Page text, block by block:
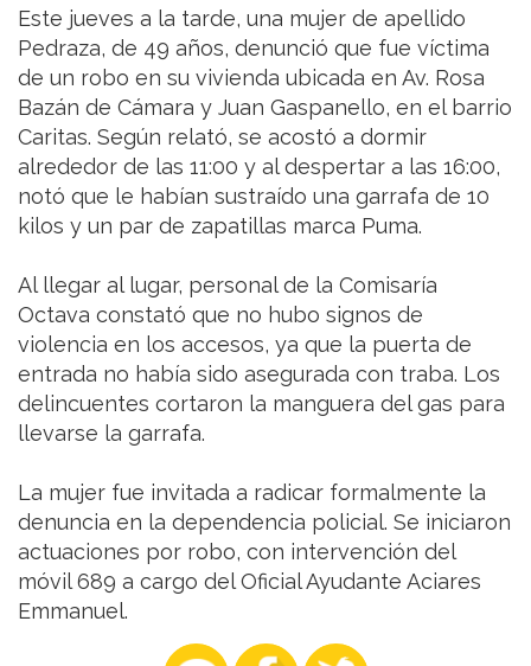
Este jueves a la tarde, una mujer de apellido
Pedraza, de 49 años, denunció que fue víctima
de un robo en su vivienda ubicada en Av. Rosa
Bazán de Cámara y Juan Gaspanello, en el barrio
Caritas. Según relató, se acostó a dormir
alrededor de las 11:00 y al despertar a las 16:00,
notó que le habían sustraído una garrafa de 10
kilos y un par de zapatillas marca Puma.
Al llegar al lugar, personal de la Comisaría
Octava constató que no hubo signos de
violencia en los accesos, ya que la puerta de
entrada no había sido asegurada con traba. Los
delincuentes cortaron la manguera del gas para
llevarse la garrafa.
La mujer fue invitada a radicar formalmente la
denuncia en la dependencia policial. Se iniciaron
actuaciones por robo, con intervención del
móvil 689 a cargo del Oficial Ayudante Aciares
Emmanuel.